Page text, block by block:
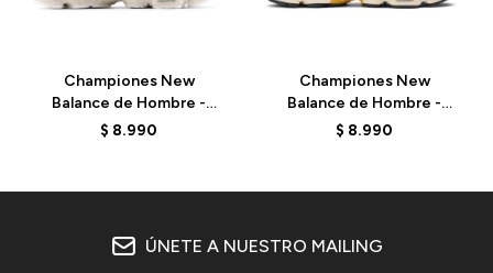
Championes New
Balance de Hombre -
1000 - M1000DG -
$ 8.990
Championes New
Balance de Hombre -
1000 - M1000CA - SEA
$ 8.990
ÚNETE A NUESTRO MAILING